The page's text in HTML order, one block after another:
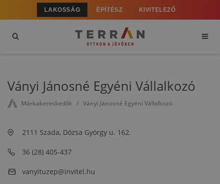
LAKOSSÁG ÉPÍTÉSZ KIVITELEZŐ
Ványi Jánosné Egyéni Vállalkozó
Márkakereskedők Ványi Jánosné Egyéni Vállalkozó
2111 Szada, Dózsa György u. 162.
36 (28) 405-437
vanyituzep@invitel.hu